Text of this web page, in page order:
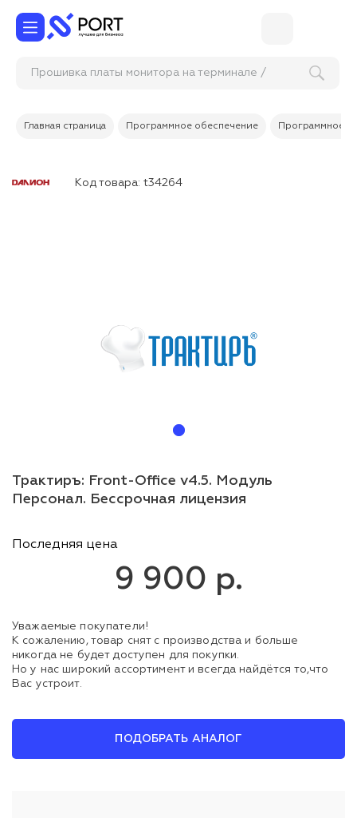
Прошивка платы монитора на терминале /
Главная страница Программное обеспечение Программное
Код товара: t34264
Трактиръ: Front-Office v4.5. Модуль
Персонал. Бессрочная лицензия
Последняя цена
9 900 р.
Уважаемые покупатели!
К сожалению, товар снят с производства и больше
никогда не будет доступен для покупки.
Но у нас широкий ассортимент и всегда найдётся то,что
Вас устроит.
ПОДОБРАТЬ АНАЛОГ